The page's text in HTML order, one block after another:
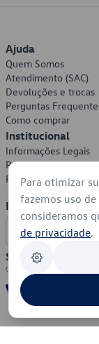
Ajuda
Quem Somos
Atendimento (SAC)
Devoluções e trocas
Perguntas
Como comprar
Institucional
Informações Legais
Política de
Política de Cookies
Formas de
Segurança
Para otimizar
fazemos uso
consideramos
de privacidade.